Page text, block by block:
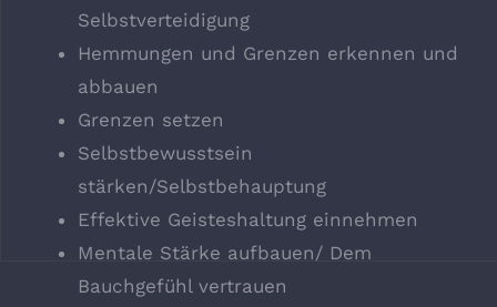
Selbstverteidigung
Hemmungen und Grenzen erkennen und
abbauen
Grenzen setzen
Selbstbewusstsein
stärken/Selbstbehauptung
Effektive Geisteshaltung einnehmen
Mentale Stärke aufbauen/ Dem
Bauchgefühl vertrauen